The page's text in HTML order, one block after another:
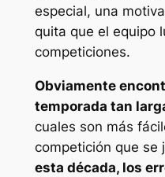
especial, una
quita que el equipo
competiciones.
Obviamente
temporada tan
cuales son más
competición que se
esta década, los